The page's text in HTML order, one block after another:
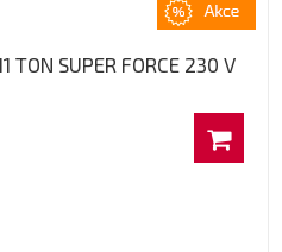
TON SUPER FORCE 230 V